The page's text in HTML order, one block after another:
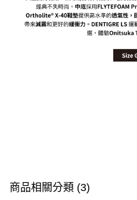
每筆NT$80，滿NT$6,000(含以上
每筆NT$120，滿NT$6,000(含以
商品相關分類 (3)